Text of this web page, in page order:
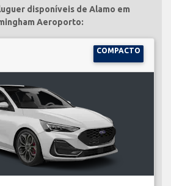
disponíveis de Alamo em
Aeroporto:
COMPACTO